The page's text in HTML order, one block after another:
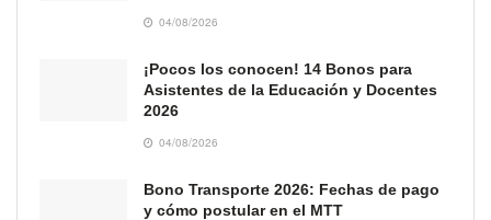
04/08/2026
¡Pocos los conocen! 14 Bonos para
Asistentes de la Educación y Docentes
2026
04/08/2026
Bono Transporte 2026: Fechas de pago
y cómo postular en el MTT